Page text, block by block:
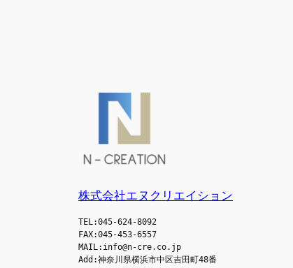
株式会社エヌクリエイション
TEL:045-624-8092
FAX:045-453-6557
MAIL:info@n-cre.co.jp
Add:神奈川県横浜市中区吉田町48番